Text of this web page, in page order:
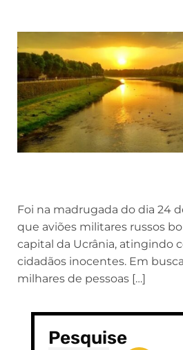
Foi na madrugada do dia 24
que aviões militares russos
capital da Ucrânia, atingindo
cidadãos inocentes. Em
milhares de pessoas […]
Pesquise